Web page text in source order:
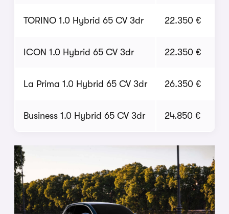
TORINO 1.0 Hybrid 65 CV 3dr 22.350 €
ICON 1.0 Hybrid 65 CV 3dr 22.350 €
La Prima 1.0 Hybrid 65 CV 3dr 26.350 €
Business 1.0 Hybrid 65 CV 3dr 24.850 €